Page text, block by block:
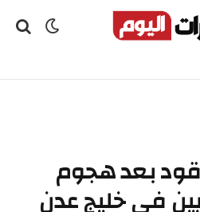
بعد هجوم
في خليج عدن